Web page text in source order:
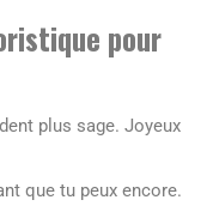
pour
plus sage. Joyeux
que tu peux encore.